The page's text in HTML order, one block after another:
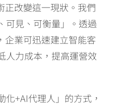
正改變這一現狀。我們
可見、可衡量」。透過
企業可迅速建立智能客
人力成本，提高運營效
+AI代理人」的方式，